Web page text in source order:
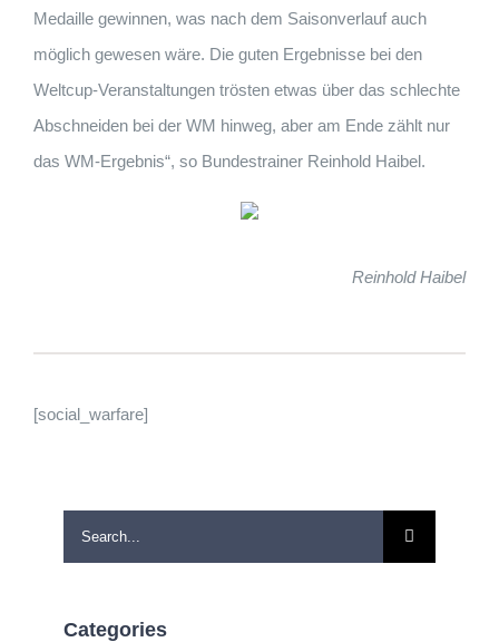
Medaille gewinnen, was nach dem Saisonverlauf auch
möglich gewesen wäre. Die guten Ergebnisse bei den
Weltcup-Veranstaltungen trösten etwas über das schlechte
Abschneiden bei der WM hinweg, aber am Ende zählt nur
das WM-Ergebnis“, so Bundestrainer Reinhold Haibel.
Reinhold Haibel
[social_warfare]
Search
for:
Categories